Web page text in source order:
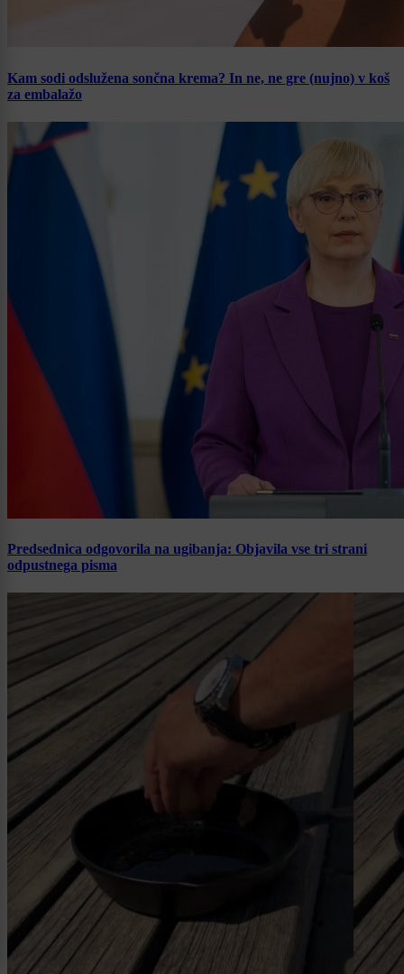
Kam sodi odslužena sončna krema? In ne, ne gre (nujno) v koš
za embalažo
Predsednica odgovorila na ugibanja: Objavila vse tri strani
odpustnega pisma